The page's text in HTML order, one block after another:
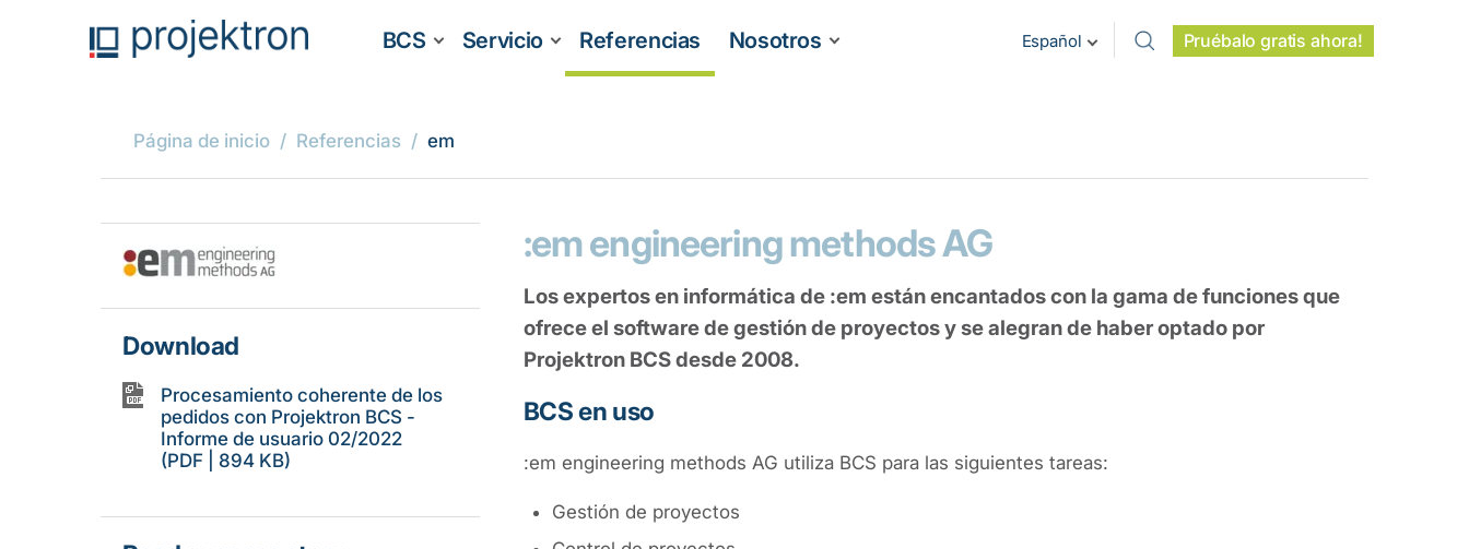
Español Pruébalo gratis ahora!
BCS Servicio Referencias Nosotros
Página de inicio Referencias em
:em engineering methods AG
Los expertos en informática de :em están encantados con la gama de funciones que
ofrece el software de gestión de proyectos y se alegran de haber optado por
Projektron BCS desde 2008.
BCS en uso
:em engineering methods AG utiliza BCS para las siguientes tareas:
Gestión de proyectos
Download
Procesamiento coherente de los
pedidos con Projektron BCS -
Informe de usuario 02/2022
(PDF | 894 KB)